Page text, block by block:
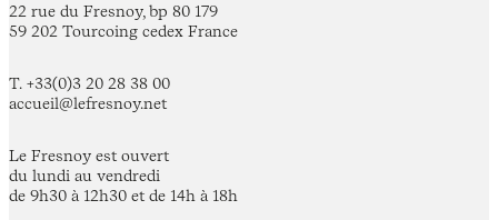
22 rue du Fresnoy, bp 80 179
59 202 Tourcoing cedex France
T. +33(0)3 20 28 38 00
accueil@lefresnoy.net
Le Fresnoy est ouvert
du lundi au vendredi
de 9h30 à 12h30 et de 14h à 18h